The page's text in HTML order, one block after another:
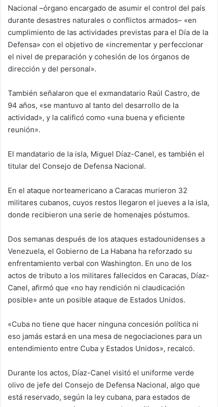
Nacional –órgano encargado de asumir el control del país
durante desastres naturales o conflictos armados– «en
cumplimiento de las actividades previstas para el Día de la
Defensa» con el objetivo de «incrementar y perfeccionar
el nivel de preparación y cohesión de los órganos de
dirección y del personal».
También señalaron que el exmandatario Raúl Castro, de
94 años, «se mantuvo al tanto del desarrollo de la
actividad», y la calificó como «una buena y eficiente
reunión».
El mandatario de la isla, Miguel Díaz-Canel, es también el
titular del Consejo de Defensa Nacional.
En el ataque norteamericano a Caracas murieron 32
militares cubanos, cuyos restos llegaron el jueves a la isla,
donde recibieron una serie de homenajes póstumos.
Dos semanas después de los ataques estadounidenses a
Venezuela, el Gobierno de La Habana ha reforzado su
enfrentamiento verbal con Washington. En uno de los
actos de tributo a los militares fallecidos en Caracas, Díaz-
Canel, afirmó que «no hay rendición ni claudicación
posible» ante un posible ataque de Estados Unidos.
«Cuba no tiene que hacer ninguna concesión política ni
eso jamás estará en una mesa de negociaciones para un
entendimiento entre Cuba y Estados Unidos», recalcó.
Durante los actos, Díaz-Canel visitó el uniforme verde
olivo de jefe del Consejo de Defensa Nacional, algo que
está reservado, según la ley cubana, para estados de